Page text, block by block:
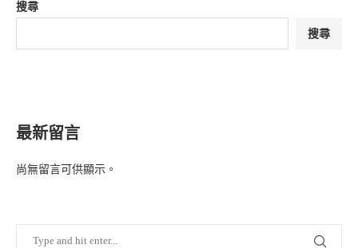
搜尋
搜尋
最新留言
尚無留言可供顯示。